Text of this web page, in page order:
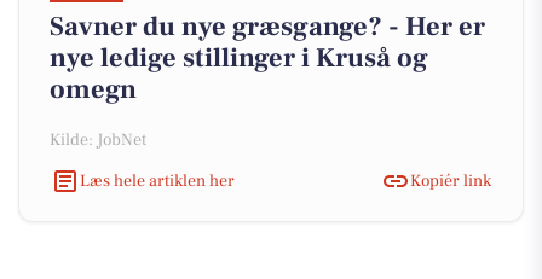
Savner du nye græsgange? - Her er
nye ledige stillinger i Kruså og
omegn
Kilde: JobNet
Læs hele artiklen her
Kopiér link